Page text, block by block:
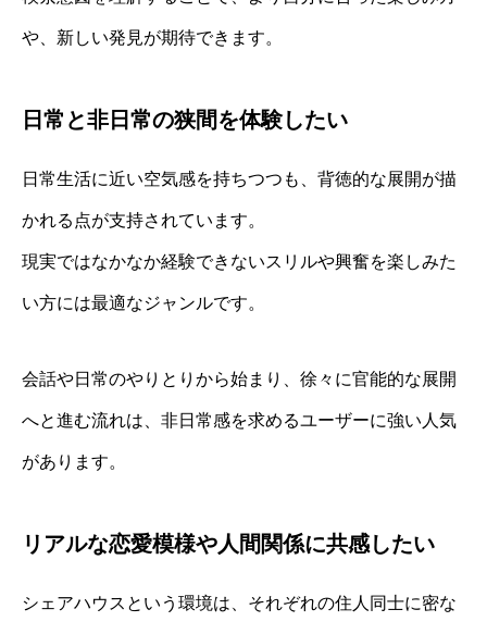
や、新しい発見が期待できます。
日常と非日常の狭間を体験したい
日常生活に近い空気感を持ちつつも、背徳的な展開が描
かれる点が支持されています。
現実ではなかなか経験できないスリルや興奮を楽しみた
い方には最適なジャンルです。
会話や日常のやりとりから始まり、徐々に官能的な展開
へと進む流れは、非日常感を求めるユーザーに強い人気
があります。
リアルな恋愛模様や人間関係に共感したい
シェアハウスという環境は、それぞれの住人同士に密な